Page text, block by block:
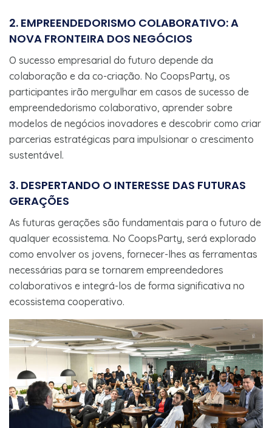
2. EMPREENDEDORISMO COLABORATIVO: A
NOVA FRONTEIRA DOS NEGÓCIOS
O sucesso empresarial do futuro depende da
colaboração e da co-criação. No CoopsParty, os
participantes irão mergulhar em casos de sucesso de
empreendedorismo colaborativo, aprender sobre
modelos de negócios inovadores e descobrir como criar
parcerias estratégicas para impulsionar o crescimento
sustentável.
3. DESPERTANDO O INTERESSE DAS FUTURAS
GERAÇÕES
As futuras gerações são fundamentais para o futuro de
qualquer ecossistema. No CoopsParty, será explorado
como envolver os jovens, fornecer-lhes as ferramentas
necessárias para se tornarem empreendedores
colaborativos e integrá-los de forma significativa no
ecossistema cooperativo.